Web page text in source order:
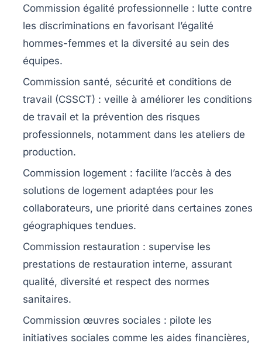
Commission égalité professionnelle : lutte contre
les discriminations en favorisant l’égalité
hommes-femmes et la diversité au sein des
équipes.
Commission santé, sécurité et conditions de
travail (CSSCT) : veille à améliorer les conditions
de travail et la prévention des risques
professionnels, notamment dans les ateliers de
production.
Commission logement : facilite l’accès à des
solutions de logement adaptées pour les
collaborateurs, une priorité dans certaines zones
géographiques tendues.
Commission restauration : supervise les
prestations de restauration interne, assurant
qualité, diversité et respect des normes
sanitaires.
Commission œuvres sociales : pilote les
initiatives sociales comme les aides financières,